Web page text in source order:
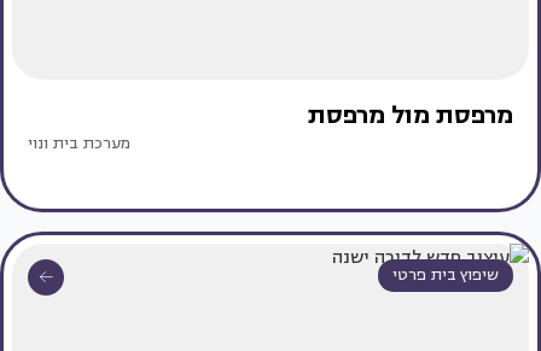
מרפסת מול מרפסת
מערכת בית ונוי
שיפוץ בית פרטי